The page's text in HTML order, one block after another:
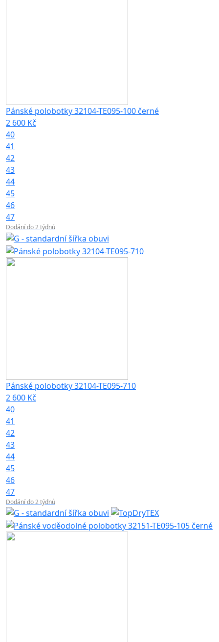
Pánské polobotky 32104-TE095-100 černé
2 600 Kč
40
41
42
43
44
45
46
47
Dodání do 2 týdnů
Pánské polobotky 32104-TE095-710
2 600 Kč
40
41
42
43
44
45
46
47
Dodání do 2 týdnů